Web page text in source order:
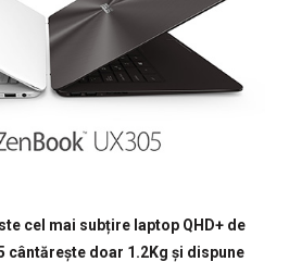
cel mai subțire laptop QHD+ de
cântărește doar 1.2Kg și dispune